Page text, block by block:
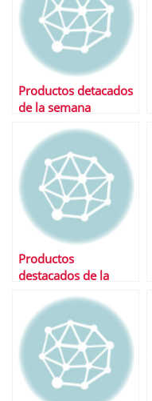
Productos detacados
de la semana
Productos
destacados de la